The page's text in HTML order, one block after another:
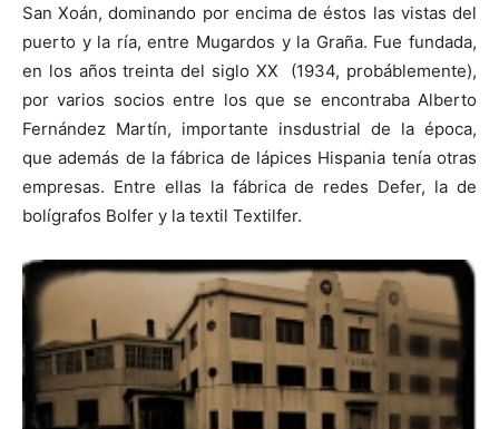
San Xoán, dominando por encima de éstos las vistas del
puerto y la ría, entre Mugardos y la Graña. Fue fundada,
en los años treinta del siglo XX (1934, probáblemente),
por varios socios entre los que se encontraba Alberto
Fernández Martín, importante insdustrial de la época,
que además de la fábrica de lápices Hispania tenía otras
empresas. Entre ellas la fábrica de redes Defer, la de
bolígrafos Bolfer y la textil Textilfer.